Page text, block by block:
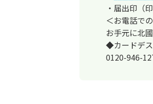
・届出印（
＜お電話で
お手元に北
◆カードデ
0120-946-